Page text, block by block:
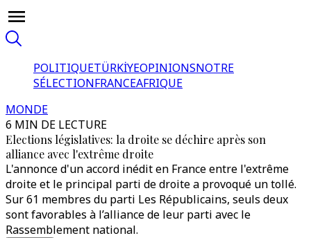
POLITIQUETÜRKİYEOPINIONSNOTRE
SÉLECTIONFRANCEAFRIQUE
MONDE
6 MIN DE LECTURE
Elections législatives: la droite se déchire après son
alliance avec l'extrême droite
L'annonce d'un accord inédit en France entre l'extrême
droite et le principal parti de droite a provoqué un tollé.
Sur 61 membres du parti Les Républicains, seuls deux
sont favorables à l’alliance de leur parti avec le
Rassemblement national.